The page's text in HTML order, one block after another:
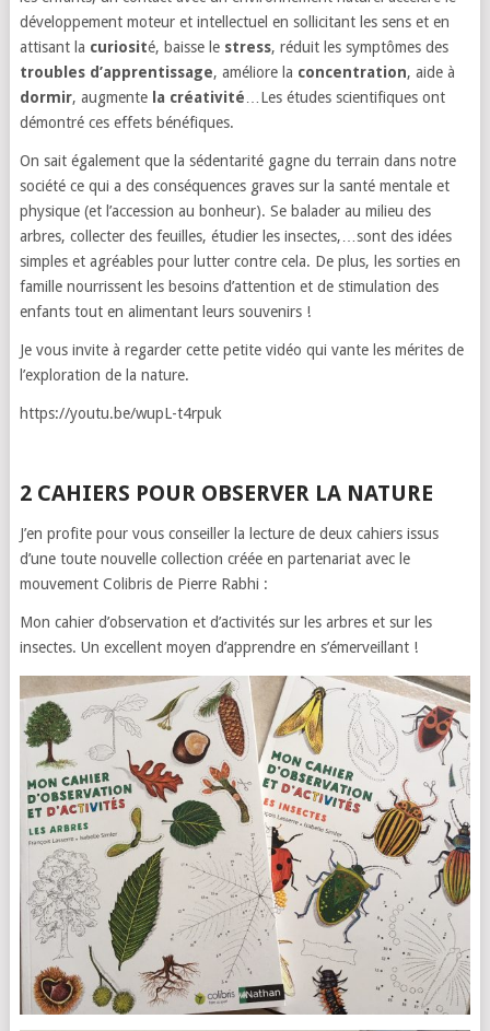
développement moteur et intellectuel en sollicitant les sens et en
attisant la curiosité, baisse le stress, réduit les symptômes des
troubles d’apprentissage, améliore la concentration, aide à
dormir, augmente la créativité …Les études scientifiques ont
démontré ces effets bénéfiques.
On sait également que la sédentarité gagne du terrain dans notre
société ce qui a des conséquences graves sur la santé mentale et
physique (et l’accession au bonheur). Se balader au milieu des
arbres, collecter des feuilles, étudier les insectes,…sont des idées
simples et agréables pour lutter contre cela. De plus, les sorties en
famille nourrissent les besoins d’attention et de stimulation des
enfants tout en alimentant leurs souvenirs !
Je vous invite à regarder cette petite vidéo qui vante les mérites de
l’exploration de la nature.
https://youtu.be/wupL-t4rpuk
2 CAHIERS POUR OBSERVER LA NATURE
J’en profite pour vous conseiller la lecture de deux cahiers issus
d’une toute nouvelle collection créée en partenariat avec le
mouvement Colibris de Pierre Rabhi :
Mon cahier d’observation et d’activités sur les arbres et sur les
insectes. Un excellent moyen d’apprendre en s’émerveillant !